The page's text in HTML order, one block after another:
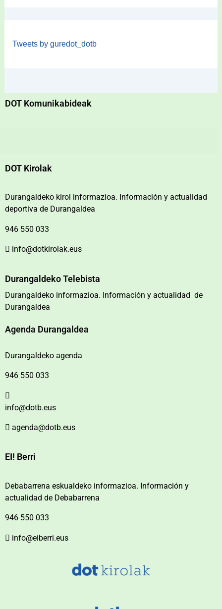
Tweets by guredot_dotb
DOT Komunikabideak
DOT Kirolak
Durangaldeko kirol informazioa. Información y actualidad
deportiva de Durangaldea
946 550 033
info@dotkirolak.eus
Durangaldeko Telebista
Durangaldeko informazioa. Información y actualidad de
Durangaldea
Agenda Durangaldea
Durangaldeko agenda
946 550 033
info@dotb.eus
agenda@dotb.eus
EI! Berri
Debabarrena eskualdeko informazioa. Información y
actualidad de Debabarrena
946 550 033
info@eiberri.eus